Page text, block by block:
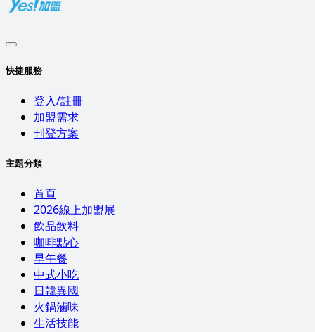
快捷服務
登入/註冊
加盟需求
刊登方案
主題分類
首頁
2026線上加盟展
飲品飲料
咖啡點心
早午餐
中式小吃
日韓異國
火鍋滷味
生活技能